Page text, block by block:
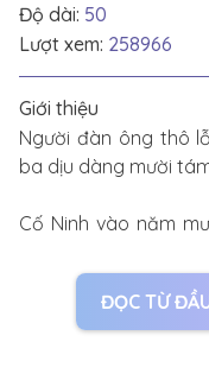
Độ dài: 50
Lượt xem: 258966
Giới thiệu
Người đàn ông thô
ba dịu dàng mười
Cố Ninh vào năm
hiện hôn sự được
quê nhà kết hôn.
ông hai mươi sáu tuổi,
ĐỌC TỪ